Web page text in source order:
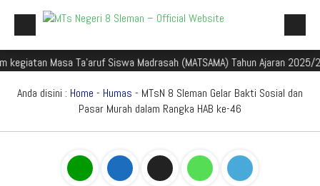
Beranda
Profil Madrasah
Aplikasi Madrasah
Ta'aruf Siswa Madrasah (MATSAMA) Tahun Ajaran 2025/2026
Anda disini : Home - Humas - MTsN 8 Sleman Gelar Bakti Sosial dan
Pasar Murah dalam Rangka HAB ke-46